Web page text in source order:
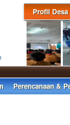
Profil Desa
Perencanaan &